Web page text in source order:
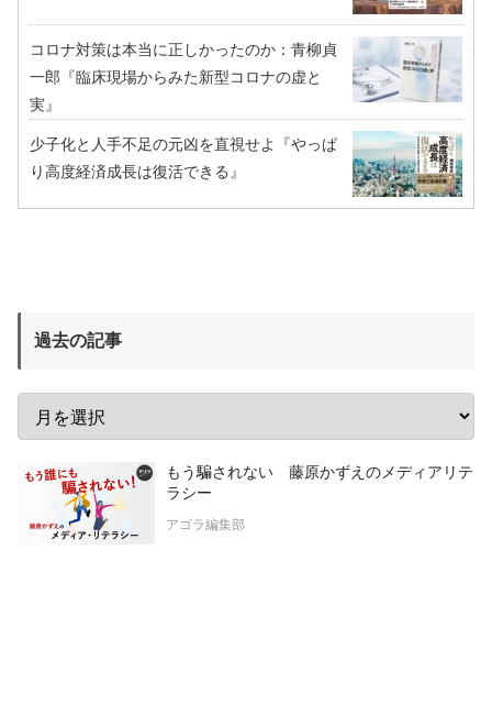
コロナ対策は本当に正しかったのか：青柳貞
一郎『臨床現場からみた新型コロナの虚と
実』
少子化と人手不足の元凶を直視せよ『やっぱ
り高度経済成長は復活できる』
過去の記事
もう騙されない 藤原かずえのメディアリテ
ラシー
アゴラ編集部